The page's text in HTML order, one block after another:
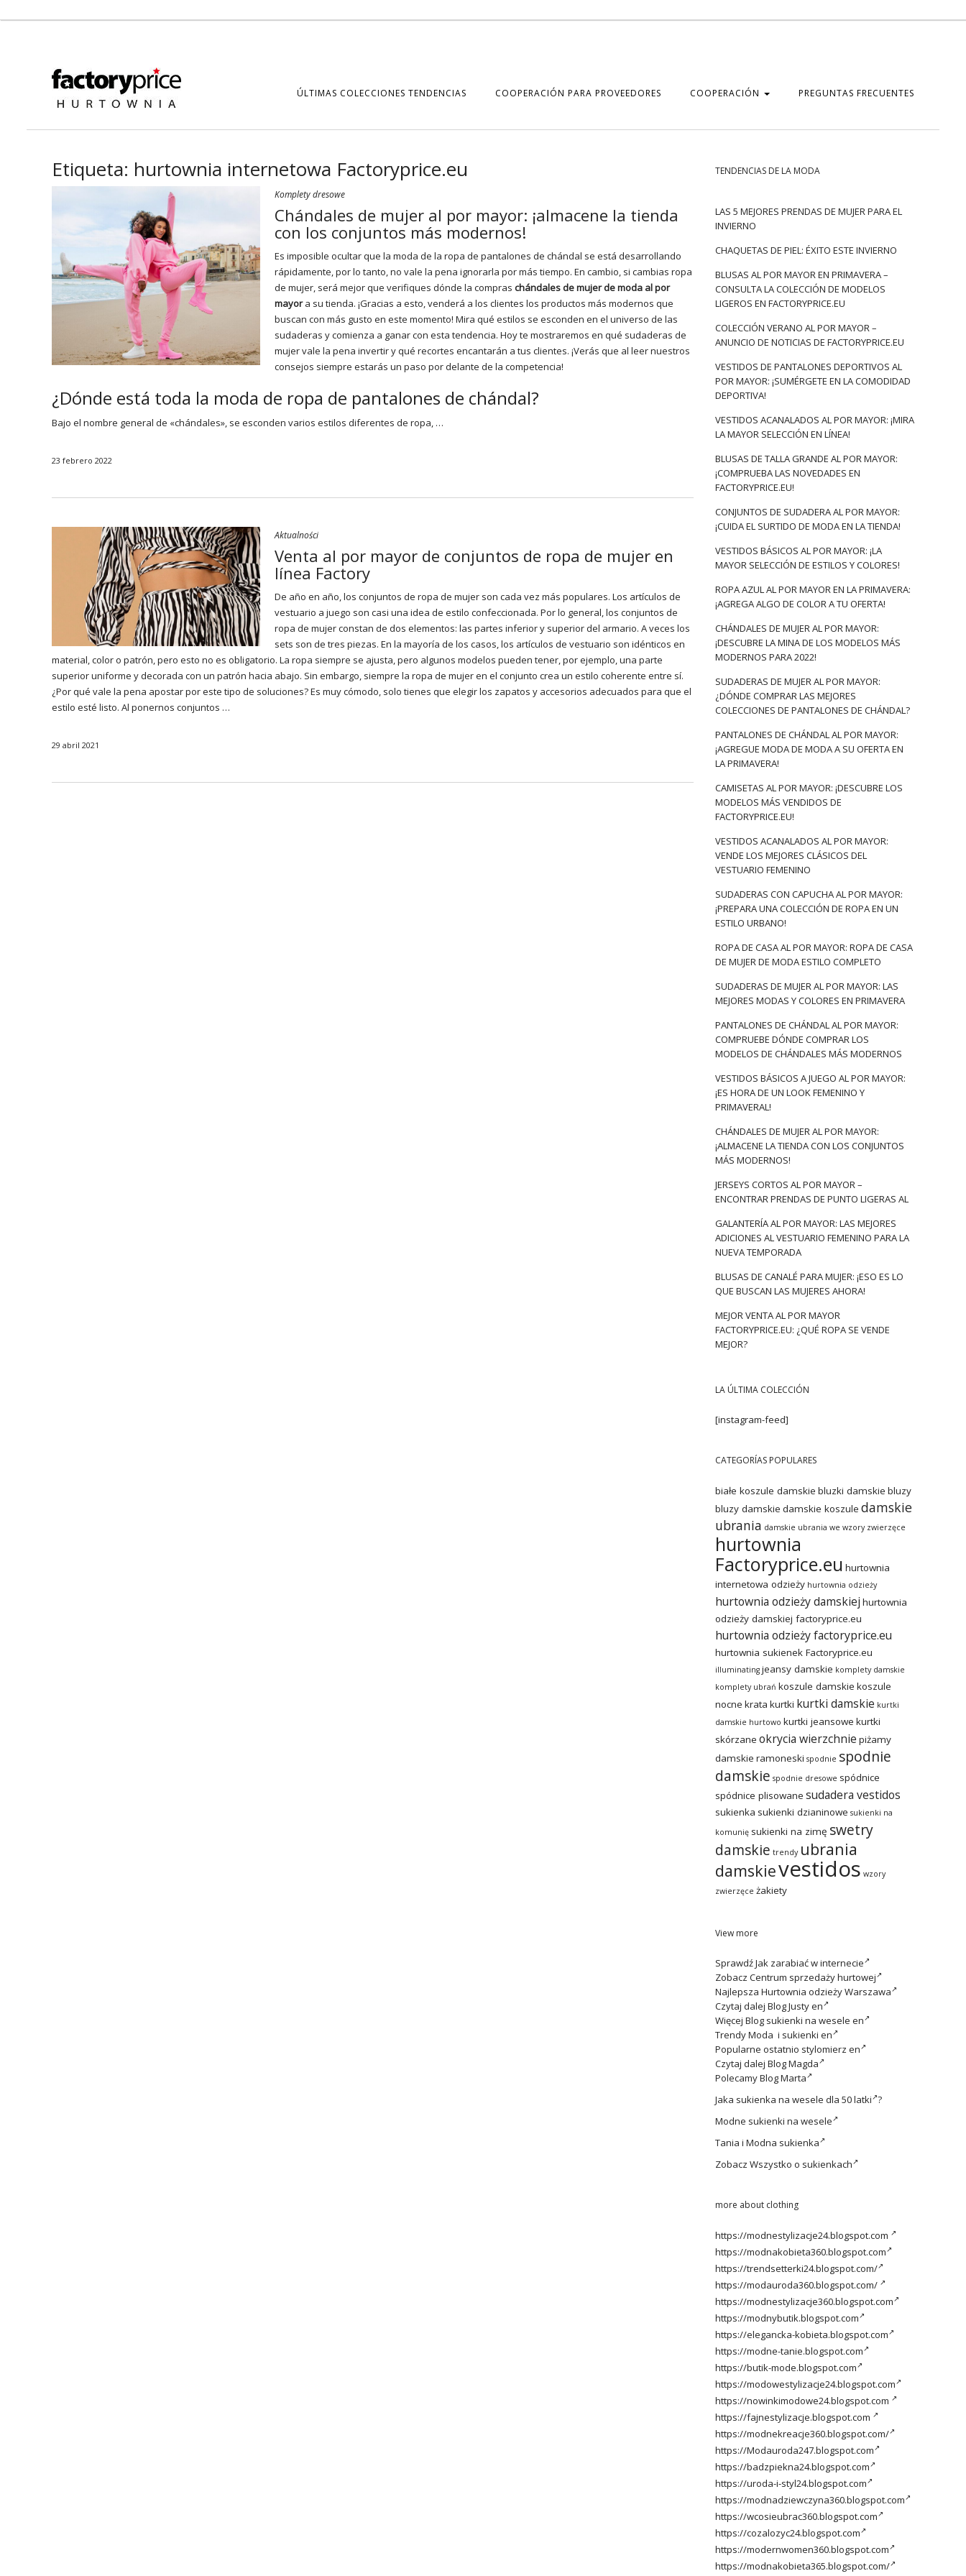
ÚLTIMAS COLECCIONES TENDENCIAS COOPERACIÓN PARA PROVEEDORES COOPERACIÓN PREGUNTAS FRECUENTES
Etiqueta: hurtownia internetowa Factoryprice.eu
Komplety dresowe
Chándales de mujer al por mayor: ¡almacene la tienda
con los conjuntos más modernos!
Es imposible ocultar que la moda de la ropa de pantalones de chándal se está desarrollando
rápidamente, por lo tanto, no vale la pena ignorarla por más tiempo. En cambio, si cambias ropa
de mujer, será mejor que verifiques dónde la compras chándales de mujer de moda al por
mayora su tienda. ¡Gracias a esto, venderá a los clientes los productos más modernos que
buscan con más gusto en este momento! Mira qué estilos se esconden en el universo de las
sudaderas y comienza a ganar con esta tendencia. Hoy te mostraremos en qué sudaderas de
mujer vale la pena invertir y qué recortes encantarán a tus clientes. ¡Verás que al leer nuestros
consejos siempre estarás un paso por delante de la competencia!
¿Dónde está toda la moda de ropa de pantalones de chándal?
Bajo el nombre general de «chándales», se esconden varios estilos diferentes de ropa, …
23 febrero 2022
Aktualności
Venta al por mayor de conjuntos de ropa de mujer en
línea Factory
De año en año, los conjuntos de ropa de mujer son cada vez más populares. Los artículos de
vestuario a juego son casi una idea de estilo confeccionada. Por lo general, los conjuntos de
ropa de mujer constan de dos elementos: las partes inferior y superior del armario. A veces los
sets son de tres piezas. En la mayoría de los casos, los artículos de vestuario son idénticos en
material, color o patrón, pero esto no es obligatorio. La ropa siempre se ajusta, pero algunos modelos pueden tener, por ejemplo, una parte
superior uniforme y decorada con un patrón hacia abajo. Sin embargo, siempre la ropa de mujer en el conjunto crea un estilo coherente entre sí.
¿Por qué vale la pena apostar por este tipo de soluciones? Es muy cómodo, solo tienes que elegir los zapatos y accesorios adecuados para que el
estilo esté listo. Al ponernos conjuntos …
29 abril 2021
TENDENCIAS DE LA MODA
LAS 5 MEJORES PRENDAS DE MUJER PARA EL
INVIERNO
CHAQUETAS DE PIEL: ÉXITO ESTE INVIERNO
BLUSAS AL POR MAYOR EN PRIMAVERA –
CONSULTA LA COLECCIÓN DE MODELOS
LIGEROS EN FACTORYPRICE.EU
COLECCIÓN VERANO AL POR MAYOR –
ANUNCIO DE NOTICIAS DE FACTORYPRICE.EU
VESTIDOS DE PANTALONES DEPORTIVOS AL
POR MAYOR: ¡SUMÉRGETE EN LA COMODIDAD
DEPORTIVA!
VESTIDOS ACANALADOS AL POR MAYOR: ¡MIRA
LA MAYOR SELECCIÓN EN LÍNEA!
BLUSAS DE TALLA GRANDE AL POR MAYOR:
¡COMPRUEBA LAS NOVEDADES EN
FACTORYPRICE.EU!
CONJUNTOS DE SUDADERA AL POR MAYOR:
¡CUIDA EL SURTIDO DE MODA EN LA TIENDA!
VESTIDOS BÁSICOS AL POR MAYOR: ¡LA
MAYOR SELECCIÓN DE ESTILOS Y COLORES!
ROPA AZUL AL POR MAYOR EN LA PRIMAVERA:
¡AGREGA ALGO DE COLOR A TU OFERTA!
CHÁNDALES DE MUJER AL POR MAYOR:
¡DESCUBRE LA MINA DE LOS MODELOS MÁS
MODERNOS PARA 2022!
SUDADERAS DE MUJER AL POR MAYOR:
¿DÓNDE COMPRAR LAS MEJORES
COLECCIONES DE PANTALONES DE CHÁNDAL?
PANTALONES DE CHÁNDAL AL POR MAYOR:
¡AGREGUE MODA DE MODA A SU OFERTA EN
LA PRIMAVERA!
CAMISETAS AL POR MAYOR: ¡DESCUBRE LOS
MODELOS MÁS VENDIDOS DE
FACTORYPRICE.EU!
VESTIDOS ACANALADOS AL POR MAYOR:
VENDE LOS MEJORES CLÁSICOS DEL
VESTUARIO FEMENINO
SUDADERAS CON CAPUCHA AL POR MAYOR:
¡PREPARA UNA COLECCIÓN DE ROPA EN UN
ESTILO URBANO!
ROPA DE CASA AL POR MAYOR: ROPA DE CASA
DE MUJER DE MODA ESTILO COMPLETO
SUDADERAS DE MUJER AL POR MAYOR: LAS
MEJORES MODAS Y COLORES EN PRIMAVERA
PANTALONES DE CHÁNDAL AL POR MAYOR:
COMPRUEBE DÓNDE COMPRAR LOS
MODELOS DE CHÁNDALES MÁS MODERNOS
VESTIDOS BÁSICOS A JUEGO AL POR MAYOR:
¡ES HORA DE UN LOOK FEMENINO Y
PRIMAVERAL!
CHÁNDALES DE MUJER AL POR MAYOR:
¡ALMACENE LA TIENDA CON LOS CONJUNTOS
MÁS MODERNOS!
JERSEYS CORTOS AL POR MAYOR –
ENCONTRAR PRENDAS DE PUNTO LIGERAS AL
GALANTERÍA AL POR MAYOR: LAS MEJORES
ADICIONES AL VESTUARIO FEMENINO PARA LA
NUEVA TEMPORADA
BLUSAS DE CANALÉ PARA MUJER: ¡ESO ES LO
QUE BUSCAN LAS MUJERES AHORA!
MEJOR VENTA AL POR MAYOR
FACTORYPRICE.EU: ¿QUÉ ROPA SE VENDE
MEJOR?
LA ÚLTIMA COLECCIÓN
[instagram-feed]
CATEGORÍAS POPULARES
białe koszule damskie bluzki damskie bluzy
bluzy damskie damskie koszule damskie
ubrania damskie ubrania we wzory zwierzęce
hurtownia
Factoryprice.eu hurtownia
internetowa odzieży hurtownia odzieży
hurtownia odzieży damskiej hurtownia
odzieży damskiej factoryprice.eu
hurtownia odzieży factoryprice.eu
hurtownia sukienek Factoryprice.eu
illuminating jeansy damskie komplety damskie
komplety ubrań koszule damskie koszule
nocne krata kurtki kurtki damskie kurtki
damskie hurtowo kurtki jeansowe kurtki
skórzane okrycia wierzchnie piżamy
damskie ramoneski spodnie spodnie
damskie spodnie dresowe spódnice
spódnice plisowane sudadera vestidos
sukienka sukienki dzianinowe sukienki na
komunię sukienki na zimę swetry
damskie trendy ubrania
damskievestidos wzory
zwierzęce żakiety
View more
SprawdźJak zarabiać w internecie
Zobacz Centrum sprzedaży hurtowej
Najlepsza Hurtownia odzieży Warszawa
Czytaj dalej Blog Justy en
Więcej Blog sukienki na wesele en
TrendyModa i sukienki en
Popularne ostatnio stylomierz en
Czytaj dalej Blog Magda
PolecamyBlog Marta
Jaka sukienka na wesele dla 50 latki ?
Modne sukienki na wesele
Tania i Modna sukienka
Zobacz Wszystko o sukienkach
more about clothing
https://modnestylizacje24.blogspot.com
https://modnakobieta360.blogspot.com
https://trendsetterki24.blogspot.com/
https://modauroda360.blogspot.com/
https://modnestylizacje360.blogspot.com
https://modnybutik.blogspot.com
https://elegancka-kobieta.blogspot.com
https://modne-tanie.blogspot.com
https://butik-mode.blogspot.com
https://modowestylizacje24.blogspot.com
https://nowinkimodowe24.blogspot.com
https://fajnestylizacje.blogspot.com
https://modnekreacje360.blogspot.com/
https://Modauroda247.blogspot.com
https://badzpiekna24.blogspot.com
https://uroda-i-styl24.blogspot.com
https://modnadziewczyna360.blogspot.com
https://wcosieubrac360.blogspot.com
https://cozalozyc24.blogspot.com
https://modernwomen360.blogspot.com
https://modnakobieta365.blogspot.com/